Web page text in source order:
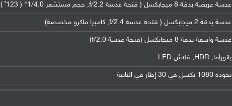
عدسة عريضة بدقة 8 ميجابكسل ( فتحة عدسة f/2.2, حجم مستشعر 1/4.0" ( 123˚ ), حجم البكسل 1.12 مايكرومتر)
عدسة بدقة 2 ميجابكسل ( فتحة عدسة f/2.4, كاميرا ماكرو مخصصة)
عدسة واسعة بدقة 8 ميجابكسل (فتحة عدسة f/2.0)
بانوراما, HDR, فلاش LED
بجودة 1080 بكسل في 30 إطار في الثانية